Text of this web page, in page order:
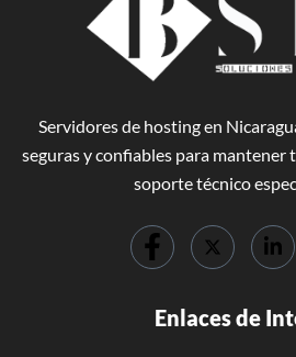
Servidores de hosting en
seguras y confiables para mantener
soporte técnico
Enlaces de